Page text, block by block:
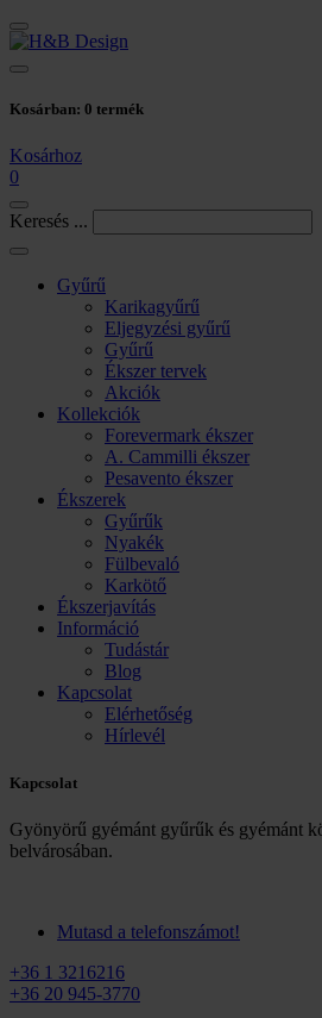
Kosárban: 0 termék
Kosárhoz
0
Keresés ...
Gyűrű
Karikagyűrű
Eljegyzési gyűrű
Gyűrű
Ékszer tervek
Akciók
Kollekciók
Forevermark ékszer
A. Cammilli ékszer
Pesavento ékszer
Ékszerek
Gyűrűk
Nyakék
Fülbevaló
Karkötő
Ékszerjavítás
Információ
Tudástár
Blog
Kapcsolat
Elérhetőség
Hírlevél
Kapcsolat
Gyönyörű gyémánt gyűrűk és gyémánt
belvárosában.
Mutasd a telefonszámot!
+36 1 3216216
+36 20 945-3770